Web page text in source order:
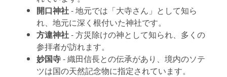
開口神社- 地元では「大寺さん」として知ら
れ、地元に深く根付いた神社です。
方違神社- 方災除けの神として知られ、多くの
参拝者が訪れます。
妙国寺- 織田信長との伝承があり、境内のソテ
ツは国の天然記念物に指定されています。